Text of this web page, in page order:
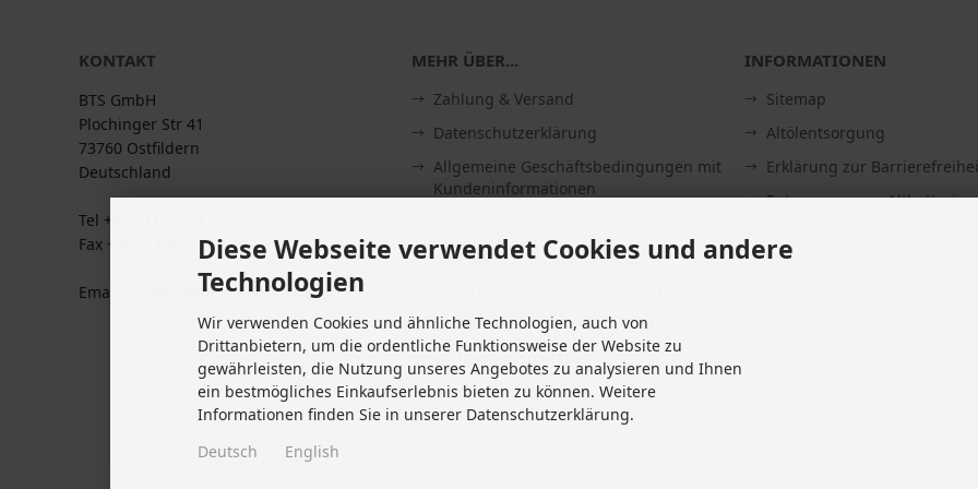
KONTAKT
BTS GmbH
Plochinger Str 41
73760 Ostfildern
Deutschland
Tel +49 711 633 47 127
Fax +49 711 470 76 588
Email: info@biketeile-service.de
MEHR ÜBER...
Zahlung & Versand
Datenschutzerklärung
Allgemeine Geschäftsbedingungen mit
Kundeninformationen
Kontakt
Lieferzeit
Vertrag widerrufen
Cookie Einstellungen
INFORMATIONEN
Sitemap
Altölentsorgung
Erklärung zur
Entsorgung von Altbatterien
Diese Webseite verwendet Cookies und andere
Technologien
Wir verwenden Cookies und ähnliche Technologien, auch von
Drittanbietern, um die ordentliche Funktionsweise der Website zu
gewährleisten, die Nutzung unseres Angebotes zu analysieren und Ihnen
ein bestmögliches Einkaufserlebnis bieten zu können. Weitere
Informationen finden Sie in unserer Datenschutzerklärung.
Deutsch English